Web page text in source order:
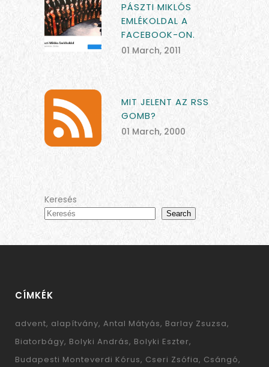
PÁSZTI MIKLÓS
EMLÉKOLDAL A
FACEBOOK-ON.
01 March, 2011
MIT JELENT AZ RSS
GOMB?
01 March, 2000
Keresés
Search
CÍMKÉK
advent alapítvány Antal Mátyás Barlay Zsuzsa
Biatorbágy Bolyki András Bolyki Eszter
Budapesti Monteverdi Kórus Cseri Zsófia Csángó